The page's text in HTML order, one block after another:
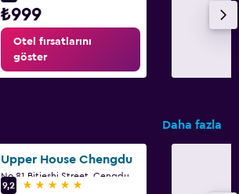
₺999
Otel fırsatlarını
göster
Daha fazla
Upper House Chengdu
No.81 Bitieshi Street, Çengdu
9,2
5 yıldız